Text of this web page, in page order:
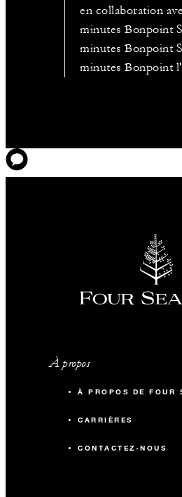
en collaboration
minutes Bonpoint
minutes Bonpoint
minutes Bonpoint
À propos
À PROPOS DE FOUR
CARRIÈRES
CONTACTEZ-NOUS